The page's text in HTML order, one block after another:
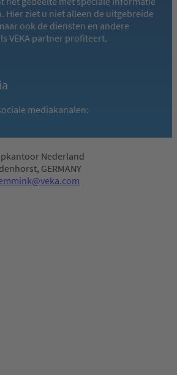
ziet u niet alleen de uitgebreide
ook de diensten en andere
VEKA partner profiteert.
mediakanalen:
Nederland
GERMANY